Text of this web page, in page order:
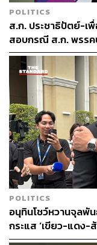
นพ.ชลน่าน กล่าวอีก
ว่าจะเป็นภาพการสร้
ทั้งฉีดวัคซีน 20-30
ข้อสงสัยที่ท่านต้องต
เกิดภาพอย่างนี้ ทำ
การเมืองล้มเหลว
เรื่องที่ต้องพูดคือทำ
การประมง พ.ศ.
IUU หรือประมงที่ท
มากมาย เพราะไร้ก
การได้รับความเสีย
ปัญญาอย่างรอบคอบ
เพราะไม่คุ้ม แต่ยังส่
สมาคมชาวประมงจ
ยกฯ ไม่ยอมเซ็นเข้า
แพงทั้งแผ่นดิน จนพัง
เมือง
POLITICS
ส.ก. ประชาธิปัตย์-เ
สอบกรณี ส.ก. พรรค
POLITICS
อนุทินโชว์หวานจุลพั
กระแส ‘เขียว-แดง-